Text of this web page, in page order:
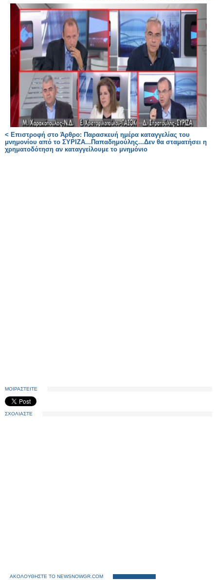
< Επιστροφή στο Άρθρο: Παρασκευή ημέρα καταγγελίας του
μνημονίου από το ΣΥΡΙΖΑ...Παπαδημούλης...Δεν θα σταματήσει η
χρηματοδότηση αν καταγγείλουμε το μνημόνιο
ΜΟΙΡΑΣΤΕΙΤΕ
ΣΧΟΛΙΑΣΤΕ
ΑΚΟΛΟΥΘΗΣΤΕ ΤΟ NEWSNOWGR.COM